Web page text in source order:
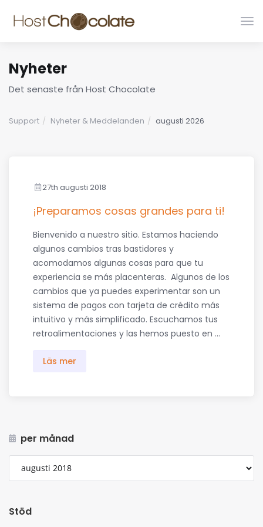
Nyheter
Det senaste från Host Chocolate
Support Nyheter & Meddelanden augusti 2026
per månad
Stöd
27th augusti 2018
¡Preparamos cosas grandes para ti!
Bienvenido a nuestro sitio. Estamos haciendo
algunos cambios tras bastidores y
acomodamos algunas cosas para que tu
experiencia se más placenteras. Algunos de los
cambios que ya puedes experimentar son un
sistema de pagos con tarjeta de crédito más
intuitivo y más simplificado. Escuchamos tus
retroalimentaciones y las hemos puesto en ...
Läs mer